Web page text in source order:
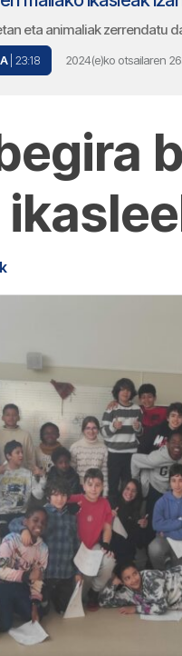
eta animaliak zerrendatu
| 23:18 2024(e)ko otsailaren